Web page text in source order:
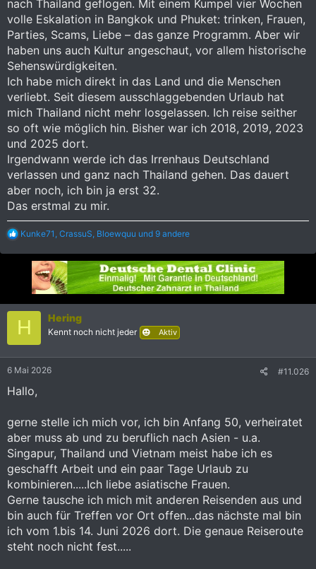
nach Thailand geflogen. Mit einem Kumpel vier Wochen
volle Eskalation in Bangkok und Phuket: trinken, Frauen,
Parties, Scams, Liebe – das ganze Programm. Aber wir
haben uns auch Kultur angeschaut, vor allem historische
Sehenswürdigkeiten.
Ich habe mich direkt in das Land und die Menschen
verliebt. Seit diesem ausschlaggebenden Urlaub hat
mich Thailand nicht mehr losgelassen. Ich reise seither
so oft wie möglich hin. Bisher war ich 2018, 2019, 2023
und 2025 dort.
Irgendwann werde ich das Irrenhaus Deutschland
verlassen und ganz nach Thailand gehen. Das dauert
aber noch, ich bin ja erst 32.
Das erstmal zu mir.
R
a
n
e
n
:
Kunke71 , CrassuS, Bloewquu und 9 andere
H Hering
Kennt noch nicht jeder Aktiv
6 Mai 2026 #11.026
Hallo,
gerne stelle ich mich vor, ich bin Anfang 50, verheiratet
aber muss ab und zu beruflich nach Asien - u.a.
Singapur, Thailand und Vietnam meist habe ich es
geschafft Arbeit und ein paar Tage Urlaub zu
kombinieren.....Ich liebe asiatische Frauen.
Gerne tausche ich mich mit anderen Reisenden aus und
bin auch für Treffen vor Ort offen...das nächste mal bin
ich vom 1.bis 14. Juni 2026 dort. Die genaue Reiseroute
steht noch nicht fest.....